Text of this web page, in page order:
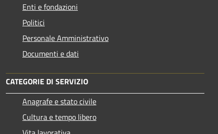
Enti e fondazioni
Politici
Personale Amministrativo
Documenti e dati
CATEGORIE DI SERVIZIO
Anagrafe e stato civile
Cultura e tempo libero